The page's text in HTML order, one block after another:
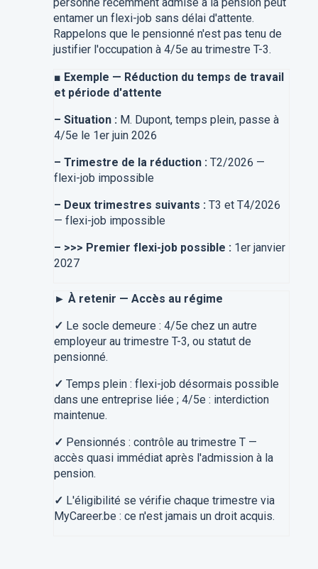
entamer un flexi-job sans délai d'attente.
Rappelons que le pensionné n'est pas tenu de
justifier l'occupation à 4/5e au trimestre T-3.
■ Exemple — Réduction du temps de travail
et période d'attente
– Situation : M. Dupont, temps plein, passe à
4/5e le 1er juin 2026
– Trimestre de la réduction : T2/2026 —
flexi-job impossible
– Deux trimestres suivants : T3 et T4/2026
— flexi-job impossible
– >>> Premier flexi-job possible : 1er janvier
2027
► À retenir — Accès au régime
✓ Le socle demeure : 4/5e chez un autre
employeur au trimestre T-3, ou statut de
pensionné.
✓ Temps plein : flexi-job désormais possible
dans une entreprise liée ; 4/5e : interdiction
maintenue.
✓ Pensionnés : contrôle au trimestre T —
accès quasi immédiat après l'admission à la
pension.
✓ L'éligibilité se vérifie chaque trimestre via
MyCareer.be : ce n'est jamais un droit acquis.